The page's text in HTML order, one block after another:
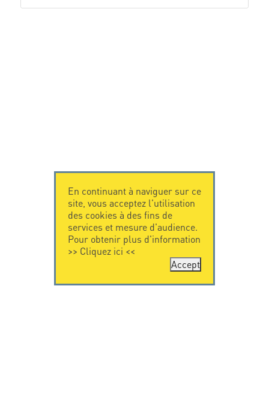
En continuant à naviguer sur ce
site, vous acceptez l'utilisation
des cookies à des fins de
services et mesure d'audience.
Pour obtenir plus d'information
>> Cliquez ici <<
Accept